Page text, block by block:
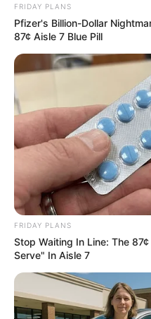
The Way You Sit Could
Think You Know FIFA
Surprise You
FRIDAY PLANS
Pfizer's Billion-Dollar
87¢ Aisle 7 Blue Pill
FRIDAY PLANS
Stop Waiting In Line: The
Serve" In Aisle 7